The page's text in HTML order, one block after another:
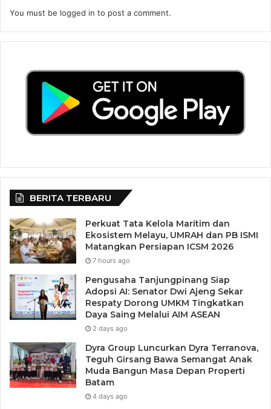
You must be logged in to post a comment.
BERITA TERBARU
Perkuat Tata Kelola Maritim dan
Ekosistem Melayu, UMRAH dan PB ISMI
Matangkan Persiapan ICSM 2026
7 hours ago
Pengusaha Tanjungpinang Siap
Adopsi AI: Senator Dwi Ajeng Sekar
Respaty Dorong UMKM Tingkatkan
Daya Saing Melalui AIM ASEAN
2 days ago
Dyra Group Luncurkan Dyra Terranova,
Teguh Girsang Bawa Semangat Anak
Muda Bangun Masa Depan Properti
Batam
4 days ago